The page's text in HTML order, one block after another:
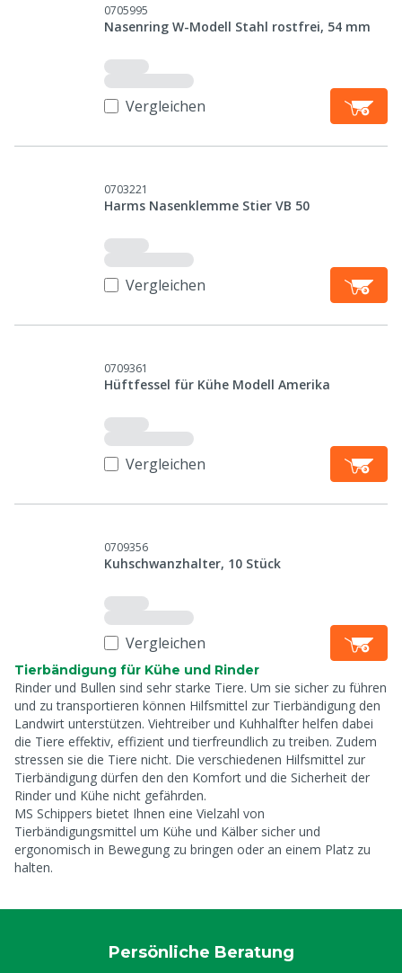
0705995
Nasenring W-Modell Stahl rostfrei, 54 mm
Vergleichen
0703221
Harms Nasenklemme Stier VB 50
Vergleichen
0709361
Hüftfessel für Kühe Modell Amerika
Vergleichen
0709356
Kuhschwanzhalter, 10 Stück
Vergleichen
Tierbändigung für Kühe und Rinder
Rinder und Bullen sind sehr starke Tiere. Um sie sicher zu führen
und zu transportieren können Hilfsmittel zur Tierbändigung den
Landwirt unterstützen. Viehtreiber und Kuhhalfter helfen dabei
die Tiere effektiv, effizient und tierfreundlich zu treiben. Zudem
stressen sie die Tiere nicht. Die verschiedenen Hilfsmittel zur
Tierbändigung dürfen den den Komfort und die Sicherheit der
Rinder und Kühe nicht gefährden.
MS Schippers bietet Ihnen eine Vielzahl von
Tierbändigungsmittel um Kühe und Kälber sicher und
ergonomisch in Bewegung zu bringen oder an einem Platz zu
halten.
Persönliche Beratung